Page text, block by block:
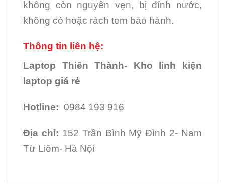
không còn nguyên vẹn, bị dính nước,
không có hoặc rách tem bảo hành.
Thông tin liên hệ:
Laptop Thiên Thành- Kho linh kiện
laptop giá rẻ
Hotline: 0984 193 916
Địa chỉ: 152 Trần Bình Mỹ Đình 2- Nam
Từ Liêm- Hà Nội